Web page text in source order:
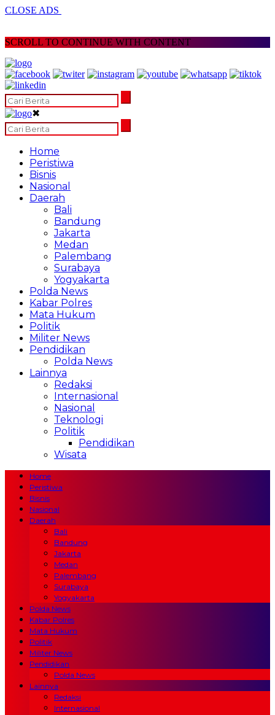
CLOSE ADS
SCROLL TO CONTINUE WITH CONTENT
✖
Home
Peristiwa
Bisnis
Nasional
Daerah
Bali
Bandung
Jakarta
Medan
Palembang
Surabaya
Yogyakarta
Polda News
Kabar Polres
Mata Hukum
Politik
Militer News
Pendidikan
Polda News
Lainnya
Redaksi
Internasional
Nasional
Teknologi
Politik
Pendidikan
Wisata
Home
Peristiwa
Bisnis
Nasional
Daerah
Bali
Bandung
Jakarta
Medan
Palembang
Surabaya
Yogyakarta
Polda News
Kabar Polres
Mata Hukum
Politik
Militer News
Pendidikan
Polda News
Lainnya
Redaksi
Internasional